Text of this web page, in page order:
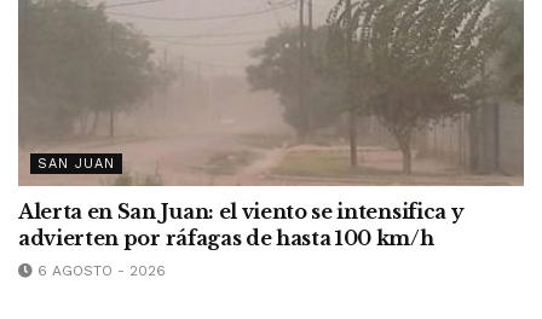
SAN JUAN
Alerta en San Juan: el viento se intensifica y
advierten por ráfagas de hasta 100 km/h
6 AGOSTO - 2026